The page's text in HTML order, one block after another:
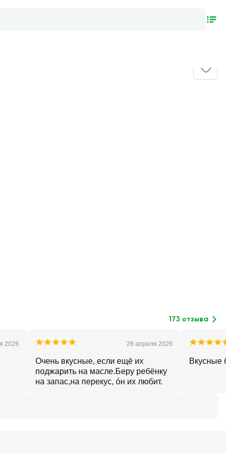
173 отзыва
2026 26 апреля 2026
Очень вкусные, если ещё их
поджарить на масле.Беру ребёнку
на запас,на перекус, óн их любит.
Вкусные